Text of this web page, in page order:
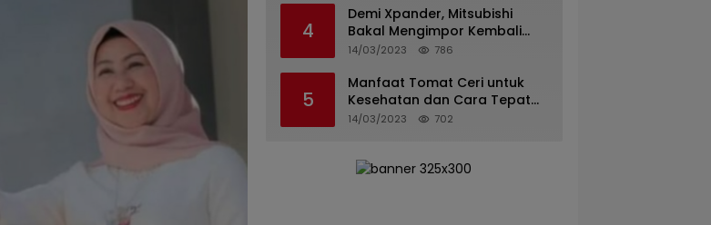
4
Demi Xpander, Mitsubishi
Bakal Mengimpor Kembali
Pajero Sport
14/03/2023 786
5
Manfaat Tomat Ceri untuk
Kesehatan dan Cara Tepat
Mengonsumsinya
14/03/2023 702